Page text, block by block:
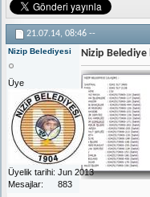
21.07.14, 08:46 --
Nizip Belediyesi
Üye
Üyelik tarihi Jun 2013
Mesajlar
883
Nizip